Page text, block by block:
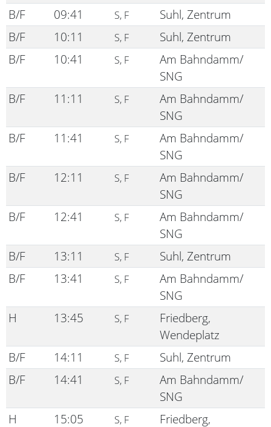
B/F
09:41 S, F
Suhl, Zentrum
B/F
10:11 S, F
Suhl, Zentrum
B/F
10:41 S, F
Am Bahndamm/
SNG
B/F
11:11 S, F
Am Bahndamm/
SNG
B/F
11:41 S, F
Am Bahndamm/
SNG
B/F
12:11 S, F
Am Bahndamm/
SNG
B/F
12:41 S, F
Am Bahndamm/
SNG
B/F
13:11 S, F
Suhl, Zentrum
B/F
13:41 S, F
Am Bahndamm/
SNG
H
13:45 S, F
Friedberg,
Wendeplatz
B/F
14:11 S, F
Suhl, Zentrum
B/F
14:41 S, F
Am Bahndamm/
SNG
H
15:05 S, F
Friedberg,